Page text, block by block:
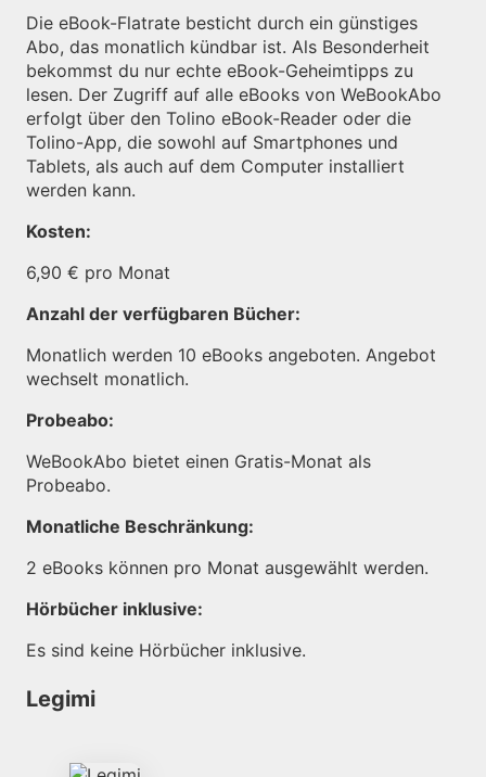
Die eBook-Flatrate besticht durch ein günstiges
Abo, das monatlich kündbar ist. Als Besonderheit
bekommst du nur echte eBook-Geheimtipps zu
lesen. Der Zugriff auf alle eBooks von WeBookAbo
erfolgt über den Tolino eBook-Reader oder die
Tolino-App, die sowohl auf Smartphones und
Tablets, als auch auf dem Computer installiert
werden kann.
Kosten:
6,90 € pro Monat
Anzahl der verfügbaren Bücher:
Monatlich werden 10 eBooks angeboten. Angebot
wechselt monatlich.
Probeabo:
WeBookAbo bietet einen Gratis-Monat als
Probeabo.
Monatliche Beschränkung:
2 eBooks können pro Monat ausgewählt werden.
Hörbücher inklusive:
Es sind keine Hörbücher inklusive.
Legimi